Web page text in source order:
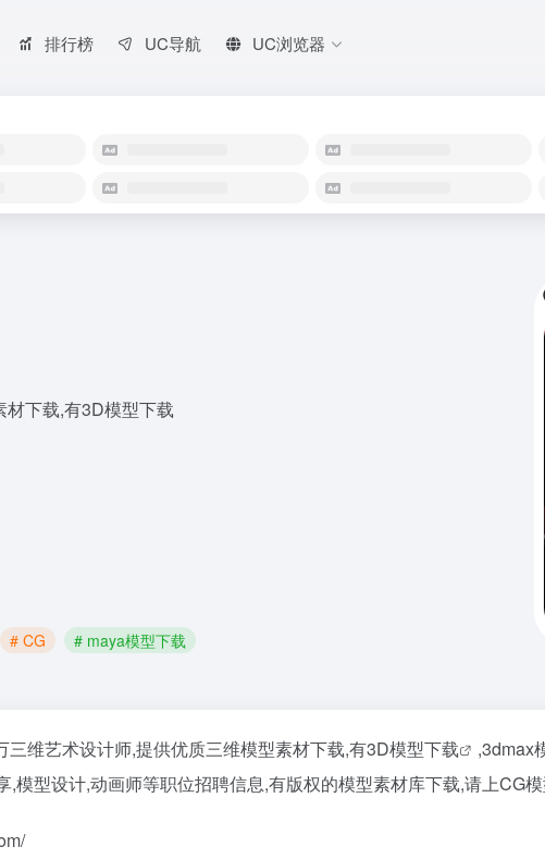
排行榜 UC导航 UC浏览器
下载,有3D模型下载
# CG # maya模型下载
维艺术设计师,提供优质三维模型素材下载,有3D模型下载 ,3dmax
型设计,动画师等职位招聘信息,有版权的模型素材库下载,请上CG模